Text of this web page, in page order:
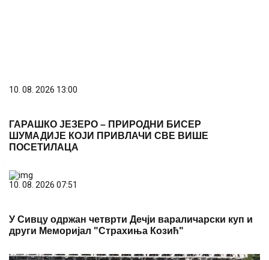
освојио публику, а ево и ко је још награђен!